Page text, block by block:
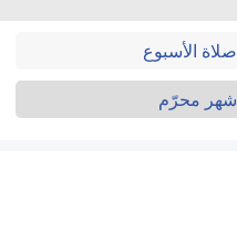
صلاة الأسبوع
شهر محرّم